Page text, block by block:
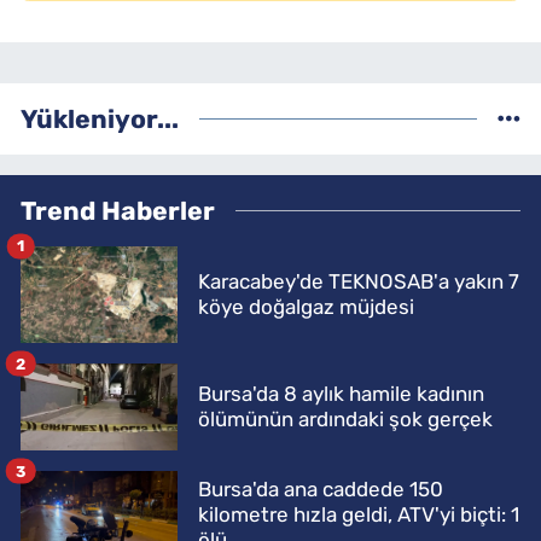
Yükleniyor...
Trend Haberler
Karacabey'de TEKNOSAB'a yakın 7
köye doğalgaz müjdesi
1
Bursa'da 8 aylık hamile kadının
ölümünün ardındaki şok gerçek
2
Bursa'da ana caddede 150
kilometre hızla geldi, ATV'yi biçti: 1
3